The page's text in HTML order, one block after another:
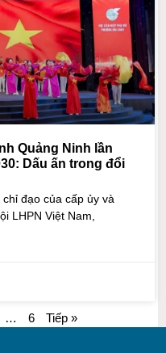
Quảng Ninh lần
Dấu ấn trong đổi
đạo của cấp ủy và
LHPN Việt Nam,
… 6 Tiếp »